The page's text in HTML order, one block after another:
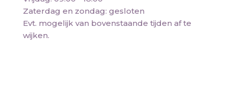
Zaterdag en zondag: gesloten
Evt. mogelijk van bovenstaande tijden af te
wijken.